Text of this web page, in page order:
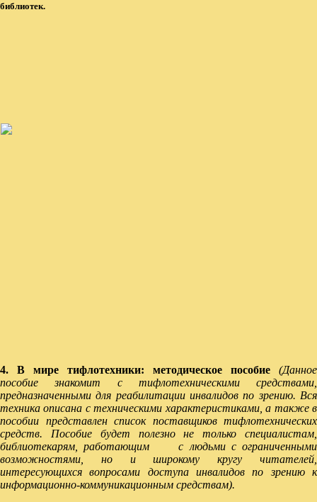
библиотек.
4. В мире тифлотехники: методическое пособие
(Данное
пособие знакомит с тифлотехническими средствами,
предназначенными для реабилитации инвалидов по зрению. Вся
техника описана с техническими характеристиками, а также в
пособии представлен список поставщиков тифлотехнических
средств. Пособие будет полезно не только специалистам,
библиотекарям, работающим с людьми с ограниченными
возможностями, но и широкому кругу читателей,
интересующихся вопросами доступа инвалидов по зрению к
информационно-коммуникационным средствам).